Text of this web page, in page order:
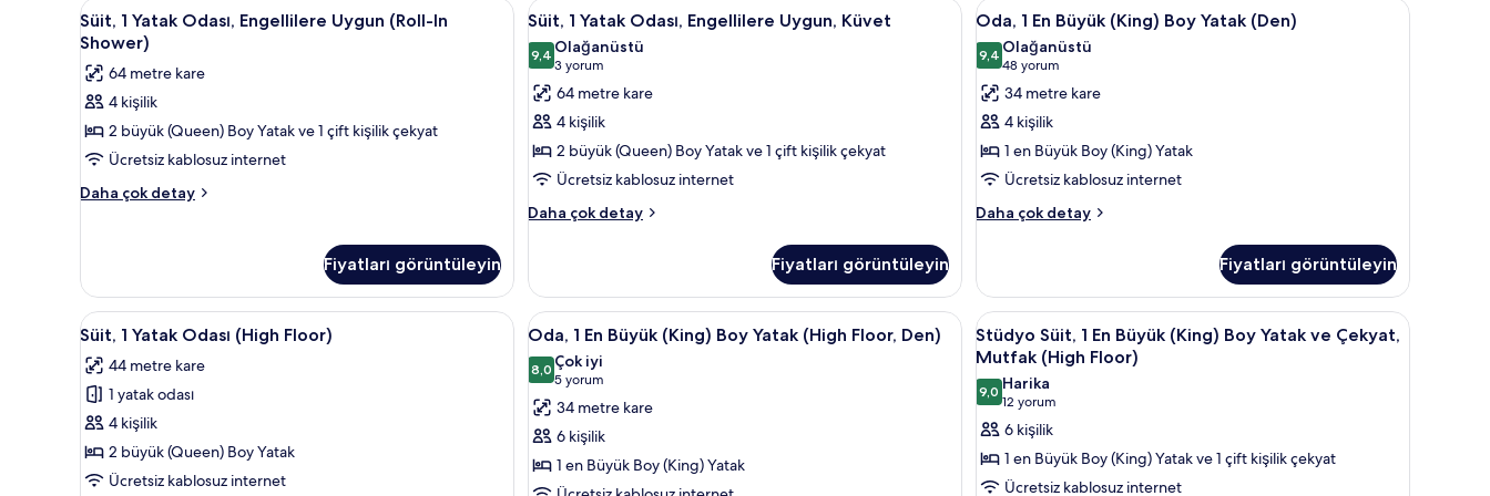
görün
Boy
Yatak
Çekyat,
Mutfak
hakkında
daha
fazla
daha
fazla
detay
detay
Süit,
1
Yatak
Odası,
Engellilere
Uygun
(Roll-
In
fotoğrafları
görün
Anti alerjik yatak takımı, odada kasa, masa
4
Süit, 1 Yatak Odası, Engellilere Uygun (Roll-In
Shower)
64 metre kare
4 kişilik
2 büyük (Queen) Boy Yatak ve 1 çift kişilik çekyat
Ücretsiz kablosuz internet
Daha çok detay
Süit,
Uygun
(Roll-
In
hakkında
daha
fazla
detay
Fiyatları görüntüleyin
Süit,
1
Yatak
Odası,
Engellilere
Uygun,
Küvet
için
tüm
Anti alerjik yatak takımı, odada kasa, masa
4
Süit, 1 Yatak Odası, Engellilere Uygun, Küvet
9,49,4 / 10
Olağanüstü
3 yorum
(3
yorum)
64 metre kare
4 kişilik
2 büyük (Queen) Boy Yatak ve 1 çift kişilik çekyat
Ücretsiz kablosuz internet
Daha çok detay
Süit,
Engellilere
Uygun,
Küvet
hakkında
daha
fazla
detay
Fiyatları görüntüleyin
Oda,
1
En
Büyük
(King)
Boy
Yatak
(Den)
için
görün
Anti alerjik yatak takımı, odada kasa, masa
4
Oda, 1 En Büyük (King) Boy Yatak (Den)
9,49,4 / 10
Olağanüstü
48 yorum
(48
yorum)
34 metre kare
4 kişilik
1 en Büyük Boy (King) Yatak
Ücretsiz kablosuz internet
Daha çok detay
Oda,
(King)
Boy
Yatak
(Den)
daha
fazla
detay
Fiyatları görüntüleyin
Süit,
1
Yatak
Odası
(High
Floor)
için
Anti alerjik yatak takımı, odada kasa, masa
5
Süit, 1 Yatak Odası (High Floor)
44 metre kare
1 yatak odası
4 kişilik
2 büyük (Queen) Boy Yatak
Ücretsiz kablosuz internet
Oda,
1
En
Büyük
(King)
Boy
Yatak
Anti alerjik yatak takımı, odada kasa, masa
4
Oda, 1 En Büyük (King) Boy Yatak (High Floor, Den)
8,08,0 / 10
Çok iyi
5 yorum
(5
yorum)
34 metre kare
6 kişilik
1 en Büyük Boy (King) Yatak
Stüdyo
Süit,
1
En
Büyük
(King)
Boy
Anti alerjik yatak takımı, odada kasa, masa
6
Stüdyo Süit, 1 En Büyük (King) Boy Yatak ve Çekyat,
Mutfak (High Floor)
9,09,0 / 10
Harika
12 yorum
(12
yorum)
6 kişilik
1 en Büyük Boy (King) Yatak ve 1 çift kişilik çekyat
Ücretsiz kablosuz internet